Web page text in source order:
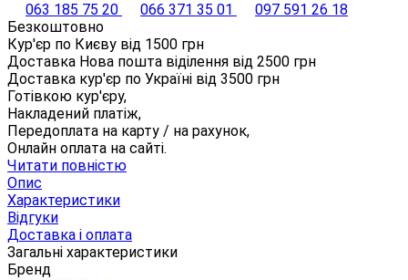
063 185 75 20
066 371 35 01
097 591 26 18
Безкоштовно
Кур'єр по Києву від 1500 грн
Доставка Нова пошта віділення від 2500 грн
Доставка кур'єр по Україні від 3500 грн
Готівкою кур'єру,
Накладений платіж,
Передоплата на карту / на рахунок,
Онлайн оплата на сайті.
Читати повністю
Опис
Характеристики
Відгуки
Доставка і оплата
Загальні характеристики
Бренд